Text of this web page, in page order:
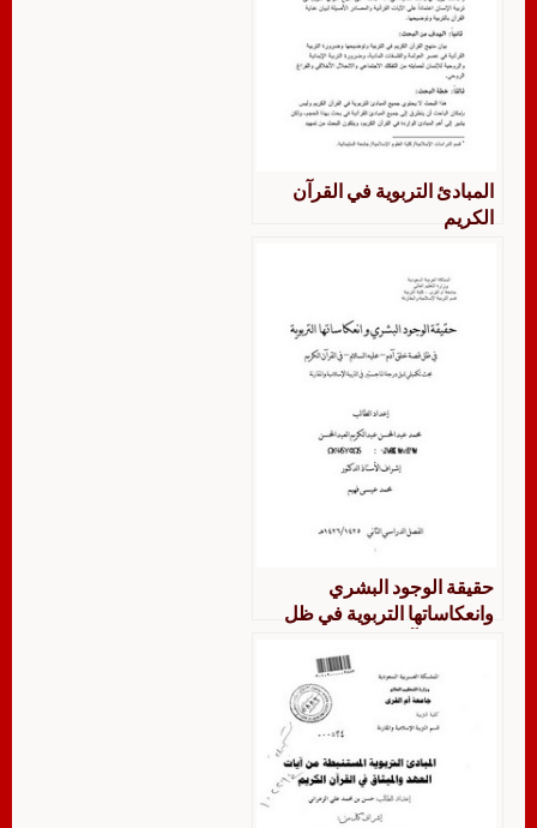
المبادئ التربوية في القرآن
الكريم
حقيقة الوجود البشري
وانعكاساتها التربوية في ظل